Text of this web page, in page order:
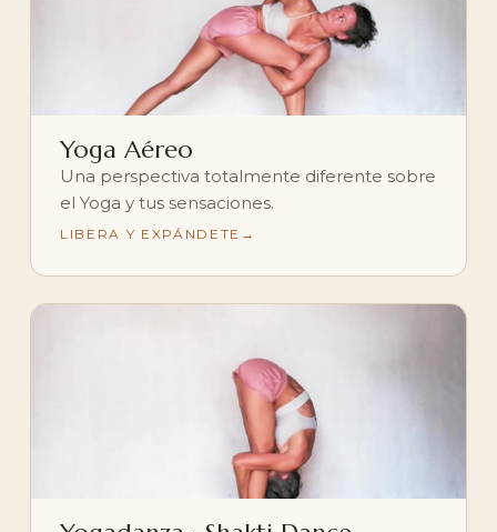
Yoga Aéreo
Una perspectiva totalmente diferente sobre
el Yoga y tus sensaciones.
LIBERA Y EXPÁNDETE